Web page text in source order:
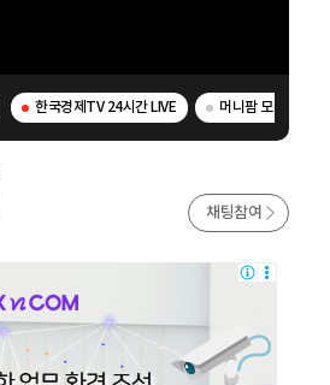
한국경제TV 24시간 LIVE 머니팜 모닝라이브
채팅참여